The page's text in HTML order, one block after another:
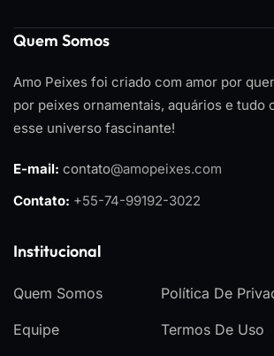
Quem Somos
Amo Peixes foi criado com amor por
por peixes ornamentais, aquários e tudo
esse universo fascinante!
E-mail: contato@amopeixes.com
Contato: +55-74-99192-3022
Institucional
Quem Somos
Equipe
Política De
Termos De Uso